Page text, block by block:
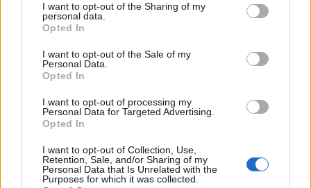
I want to opt-out of the Sharing of my
personal data.
Opted In
I want to opt-out of the Sale of my
Personal Data.
Opted In
I want to opt-out of processing my
Personal Data for Targeted Advertising.
Opted In
I want to opt-out of Collection, Use,
Retention, Sale, and/or Sharing of my
Personal Data that Is Unrelated with the
Purposes for which it was collected.
Çfarë kanë rezervuar yjet
për secilën shenjë?
sjellin fistekët për
Analiza e re evidenton
lidhje mes konsumit të
mishit të kuq dhe rrezikut
Alec dhe Hilaria Baldwin:
shtatë fëmijë, sprova të
mëdha dhe një lidhje që i